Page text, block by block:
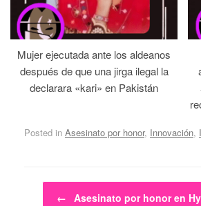
Mujer ejecutada ante los aldeanos
después de que una jirga ilegal la
declarara «kari» en Pakistán
Posted in Asesinato por honor, Innovación,
Post navigation
← Asesinato por honor en